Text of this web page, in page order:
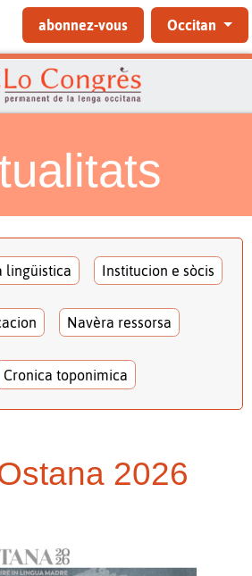
abonnez-vous Occitan
lingüistica Institucion e sòcis
Navèra ressorsa
Cronica toponimica
2026